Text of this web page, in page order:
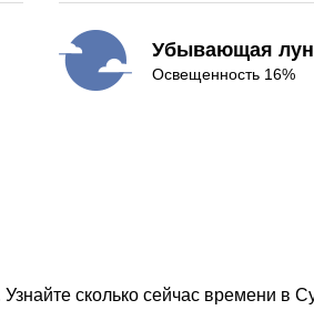
Убывающая
Освещенность 16%
сколько сейчас времени в